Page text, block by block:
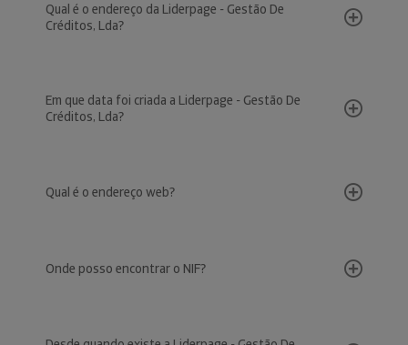
Qual é o endereço da Liderpage - Gestão De
Créditos, Lda?
Em que data foi criada a Liderpage - Gestão De
Créditos, Lda?
Qual é o endereço web?
Onde posso encontrar o NIF?